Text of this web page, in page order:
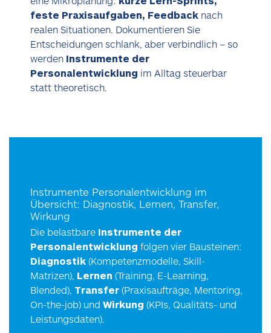
feste Praxisaufgaben, Feedback nach
realen Situationen. Dokumentieren Sie
Entscheidungen schlank, aber verbindlich – so
werden Instrumente der
Personalentwicklung im Alltag steuerbar
statt theoretisch.
Instrumente Personalentwicklung im
Übersicht: Diagnostik, Lernen, Transfer,
Wirkung
Die belastbare Instrumente der
Personalentwicklung folgen vier Bausteinen:
Diagnostik (Kompetenzmodelle, Skill-
Matrizen), Lernen (Training, E-Learning,
Blended), Transfer (Praxisaufträge, Mentoring,
On-the-job) und Wirkung (KPIs, Qualitäts- und
Leistungsdaten).